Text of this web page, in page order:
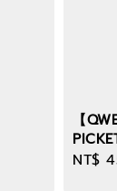
【
NT$